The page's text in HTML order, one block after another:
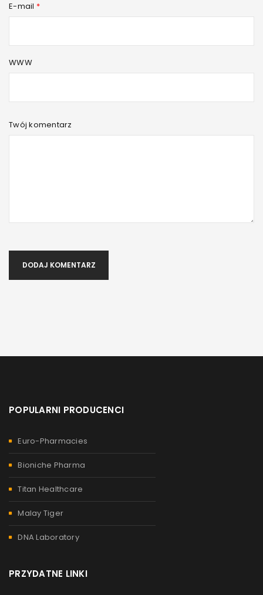
E-mail *
WWW
Twój komentarz
DODAJ KOMENTARZ
POPULARNI PRODUCENCI
Euro-Pharmacies
Bioniche Pharma
Titan Healthcare
Malay Tiger
DNA Laboratory
PRZYDATNE LINKI